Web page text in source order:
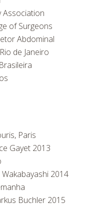
Association
of Surgeons
Abdominal
de Janeiro
Paris
Gayet 2013
2014
Buchler 2015